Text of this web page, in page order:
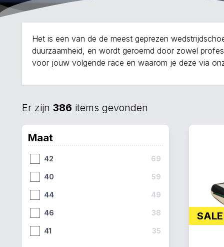
Het is een van de de meest geprezen
duurzaamheid, en wordt geroemd door zowel
voor jouw volgende race en waarom je deze via
Er zijn 386 items gevonden
Maat
42 69
40 59
44 49
46 38
41 35
SALE